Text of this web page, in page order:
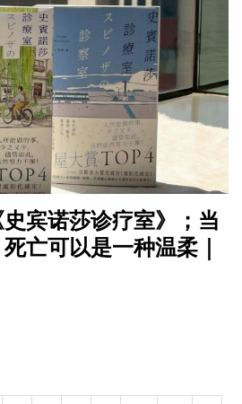
宾诺莎诊疗室》；当
亡可以是一种温柔｜